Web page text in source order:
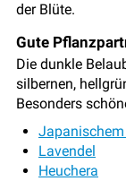
der Blüte.
Gute
Die dunkle
silbernen,
Besonders
Japanischem
Lavendel
Heuchera